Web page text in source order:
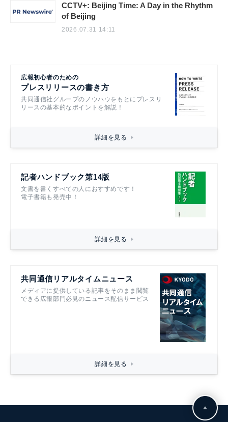
CCTV+: Beijing Time: A Day in the Rhythm
of Beijing
2026.07.31 14:11
広報初心者のための
プレスリリースの書き方
共同通信社グループのノウハウをもとにプレスリ
リースの基本的なポイントを解説！
詳細を見る
記者ハンドブック第14版
文書を書くすべての人におすすめです！
電子書籍も発売中！
詳細を見る
共同通信リアルタイムニュース
メディアに提供している記事をそのまま閲覧
できる広報部門必見のニュース配信サービス
詳細を見る